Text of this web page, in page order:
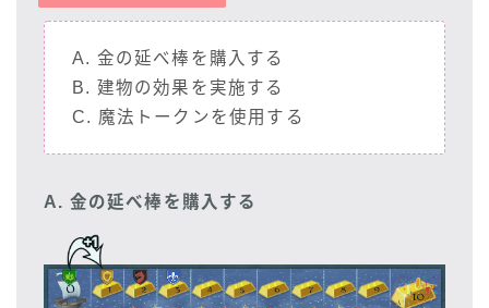
A. 金の延べ棒を購入する
B. 建物の効果を実施する
C. 魔法トークンを使用する
A. 金の延べ棒を購入する